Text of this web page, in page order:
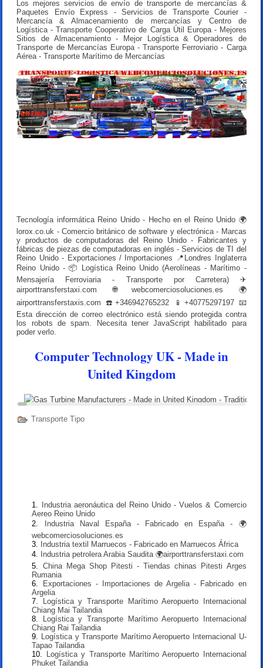
Los mejores servicios de envío de transporte de mercancías &
Paquetes Envío Express - Servicios de Transporte Courier -
Mercancía & Almacenamiento de mercancías y Centro de
Logística - Transporte Cooperativo de Carga Útil Europa - Mejores
Sitios de Almacenamiento - Mejor Logística & Operadores de
Transporte de Mercancías Europa - Transporte Ferroviario - Carga
Aérea - Transporte Marítimo de Mercancías
Tecnología informática Reino Unido - Hecho en el Reino Unido 🌍
lorox.co.uk - Comercio británico de software y electrónica - Marcas
y productos de computadoras del Reino Unido - Fabricantes y
fábricas de piezas de computadoras en inglés - Servicios de TI del
Reino Unido - Exportaciones / Importaciones 📍Londres Inglaterra
Reino Unido - 📦 Logística Reino Unido (Aerolíneas - Marítimo -
Mensajería Ferroviaria - Transporte por Carretera) ✈
airporttransferstaxi.com 🌐webcomerciosoluciones.es 🌍
airporttransferstaxis.com ☎️+346942765232 📱+40775297197 📧
Esta dirección de correo electrónico está siendo protegida contra
los robots de spam. Necesita tener JavaScript habilitado para
poder verlo.
Computer Technology UK - Made in
United Kingdom
Transporte Tipo
Industria aeronáutica del Reino Unido - Vuelos & Comercio
Aereo Reino Unido
Industria Naval España - Fabricado en España - 🌍
webcomerciosoluciones.es
Industria textil Marruecos - Fabricado en Marruecos África
Industria petrolera Arabia Saudita 🌍airporttransferstaxi.com
China Mega Shop Pitesti - Tiendas chinas Pitesti Arges
Rumania
Exportaciones - Importaciones de Argelia - Fabricado en
Argelia
Logística y Transporte Marítimo Aeropuerto Internacional
Chiang Mai Tailandia
Logística y Transporte Marítimo Aeropuerto Internacional
Chiang Rai Tailandia
Logística y Transporte Marítimo Aeropuerto Internacional U-
Tapao Tailandia
Logística y Transporte Marítimo Aeropuerto Internacional
Phuket Tailandia